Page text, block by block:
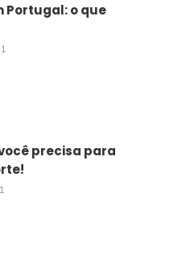
Portugal: o que
precisa para